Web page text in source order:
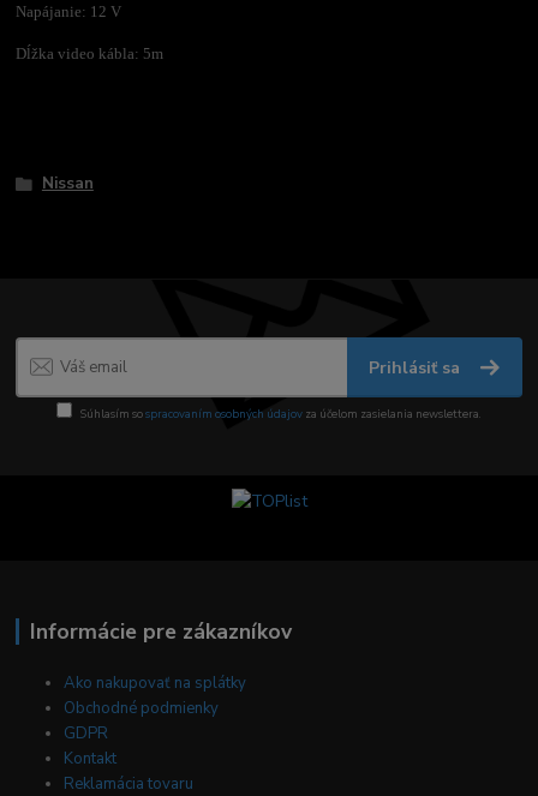
Napájanie: 12 V
Dĺžka video kábla: 5m
Nissan
Prihlásiť sa
Súhlasím sospracovaním osobných údajov za účelom zasielania newslettera.
Informácie pre zákazníkov
Ako nakupovať na splátky
Obchodné podmienky
GDPR
Kontakt
Reklamácia tovaru